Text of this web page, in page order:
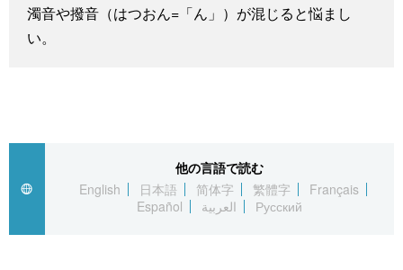
Images
お知らせ
濁音や撥音（はつおん=「ん」）が混じると悩まし
い。
他の言語で読む
English
日本語 简体字 繁體字
Français
Español
العربية Русский